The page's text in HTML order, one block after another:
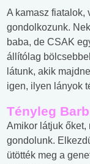
A kamasz fiatalok,
gondolkozunk.
baba, de CSAK
állítólag
látunk, akik
igen, ilyen lányok
Tényleg
Amikor látjuk őket,
gondolunk.
ütötték meg a